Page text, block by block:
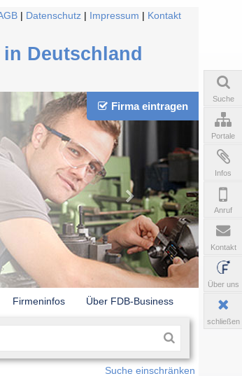
Datenschutz Impressum Kontakt
Deutschland
Firma eintragen
Firmeninfos Über FDB-Business
Suche einschränken
Suche
Portale
Infos
Anruf
Kontakt
Über uns
schließen